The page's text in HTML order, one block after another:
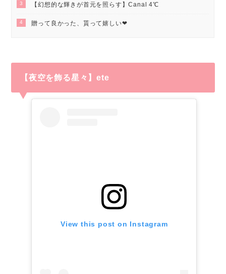
3 【幻想的な輝きが首元を照らす】Canal 4℃
4 贈って良かった、貰って嬉しい❤︎
【夜空を飾る星々】ete
View this post on Instagram